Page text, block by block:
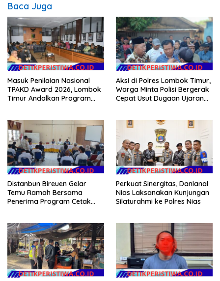
Baca Juga
Masuk Penilaian Nasional
TPAKD Award 2026, Lombok
Timur Andalkan Program
Warga
Aksi di Polres Lombok Timur,
Warga Minta Polisi Bergerak
Cepat Usut Dugaan Ujaran
Distanbun Bireuen Gelar
Temu Ramah Bersama
Penerima Program Cetak
Perkuat Sinergitas, Danlanal
Nias Laksanakan Kunjungan
Silaturahmi ke Polres Nias